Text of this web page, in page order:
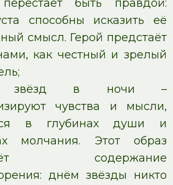
быть правдой:
способны исказить её
смысл. Герой предстаёт
как честный и зрелый
звёзд в ночи –
чувства и мысли,
в глубинах души и
молчания. Этот образ
содержание
днём звёзды никто